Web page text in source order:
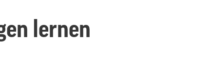
lernen